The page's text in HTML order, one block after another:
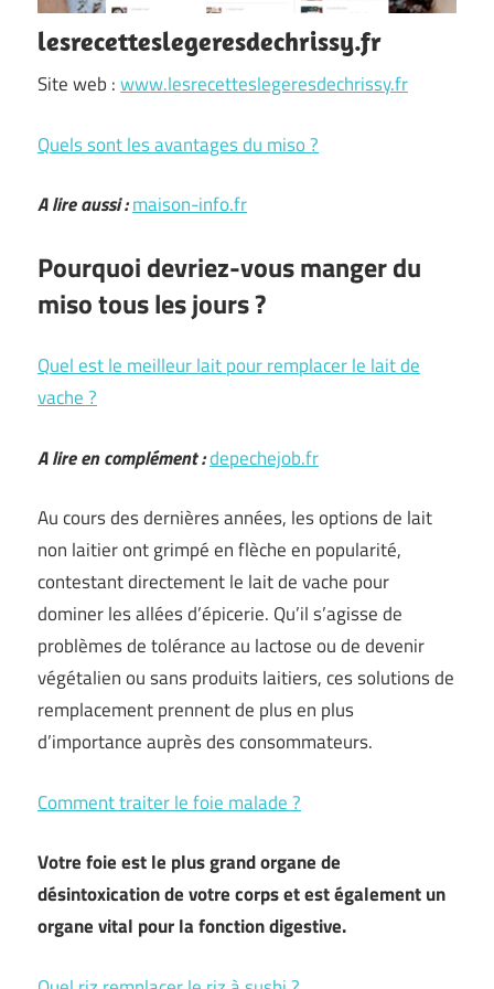
lesrecetteslegeresdechrissy.fr
Site web :www.lesrecetteslegeresdechrissy.fr
Quels sont les avantages du miso ?
A lire aussi :maison-info.fr
Pourquoi devriez-vous manger du
miso tous les jours ?
Quel est le meilleur lait pour remplacer le lait de
vache ?
A lire en complément :depechejob.fr
Au cours des dernières années, les options de lait
non laitier ont grimpé en flèche en popularité,
contestant directement le lait de vache pour
dominer les allées d’épicerie. Qu’il s’agisse de
problèmes de tolérance au lactose ou de devenir
végétalien ou sans produits laitiers, ces solutions de
remplacement prennent de plus en plus
d’importance auprès des consommateurs.
Comment traiter le foie malade ?
Votre foie est le plus grand organe de
désintoxication de votre corps et est également un
organe vital pour la fonction digestive.